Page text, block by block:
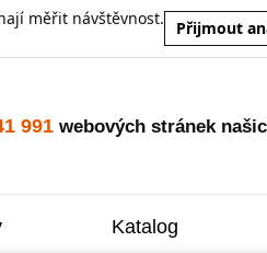
měřit návštěvnost.
Přijmout
991 webových stránek
Katalog